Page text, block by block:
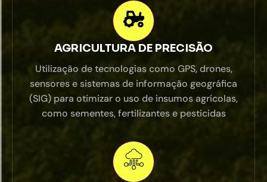
AGRICULTURA DE PRECISÃO
Utilização de tecnologias como GPS, drones,
sensores e sistemas de informação geográfica
(SIG) para otimizar o uso de insumos agrícolas,
como sementes, fertilizantes e pesticidas